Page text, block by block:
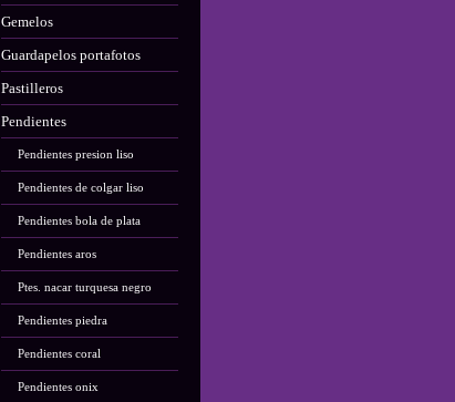
Gemelos
Guardapelos portafotos
Pastilleros
Pendientes
Pendientes presion liso
Pendientes de colgar liso
Pendientes bola de plata
Pendientes aros
Ptes. nacar turquesa negro
Pendientes piedra
Pendientes coral
Pendientes onix